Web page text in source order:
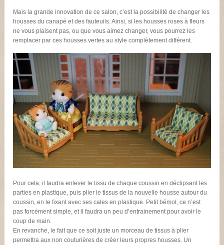
Mais la grande innovation de ce salon, c’est la possibilité de changer les
housses du canapé et des fauteuils. Ainsi, si les housses roses à fleurs
ne vous plaisent pas, ou que vous aimez changer, vous pourrez les
remplacer par ces housses vertes au style complètement différent.
Pour cela, il faudra enlever le tissu de chaque coussin en déclipsant les
parties en plastique, puis plier le tissus de la nouvelle housse autour du
coussin, en le fixant avec ses cales en plastique. Petit bémol, ce n’est
pas forcément simple, et il faudra un peu d’entrainement pour avoir le
coup de main.
En revanche, le fait que ce soit juste un morceau de tissus à plier
permettra aux non couturières de créer leurs propres housses. Un